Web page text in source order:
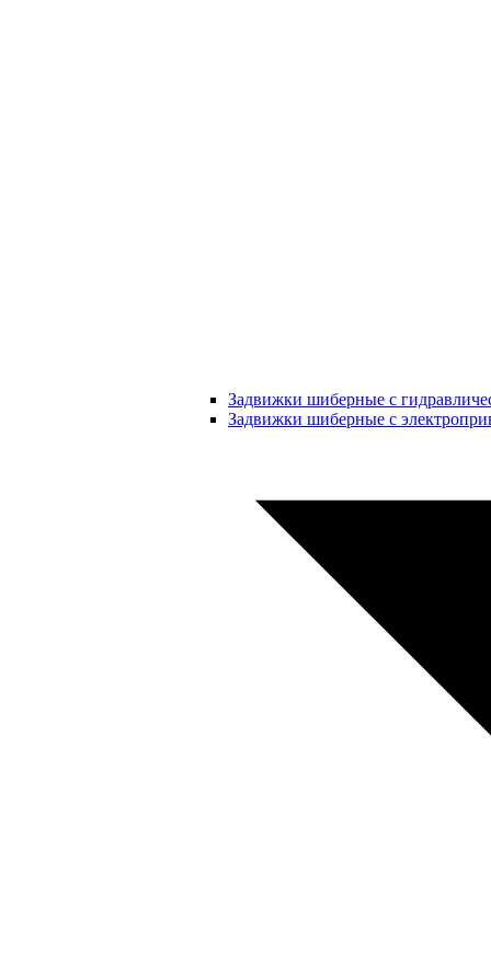
Задвижки шиберные с
Задвижки шиберные с